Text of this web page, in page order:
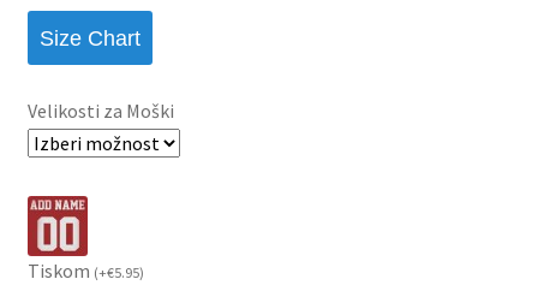
Size Chart
Velikosti za Moški
Tiskom (+€5.95)